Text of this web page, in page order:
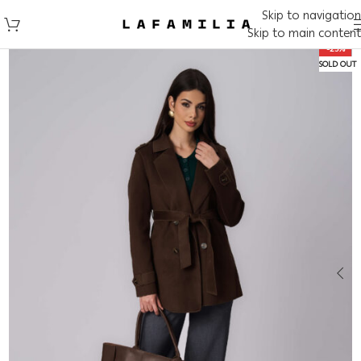
Skip to navigation
Skip to main content
-25%
SOLD OUT